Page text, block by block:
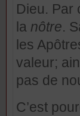
Dieu. Par
la nôtre.
les
valeur;
pas de
C’est